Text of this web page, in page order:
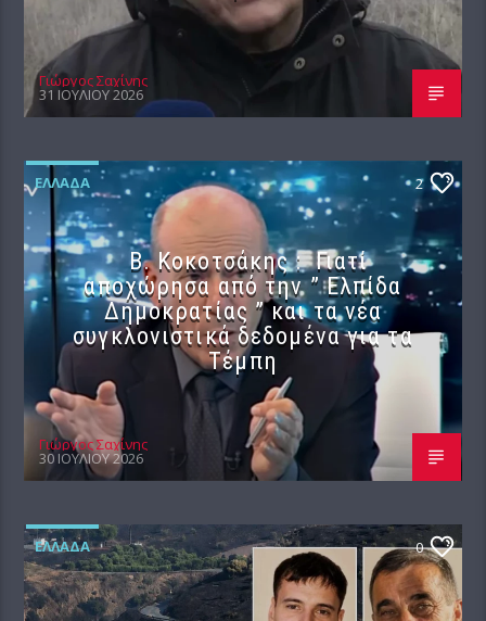
Γιώργος Σαχίνης
31 ΙΟΥΛΊΟΥ 2026
ΕΛΛΆΔΑ 2
Β. Κοκοτσάκης : Γιατί
αποχώρησα από την ” Ελπίδα
Δημοκρατίας ” και τα νέα
συγκλονιστικά δεδομένα για τα
Τέμπη
Γιώργος Σαχίνης
30 ΙΟΥΛΊΟΥ 2026
ΕΛΛΆΔΑ 0